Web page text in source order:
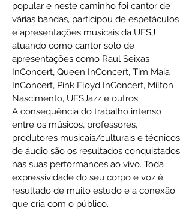
popular e neste caminho foi cantor de
várias bandas, participou de espetáculos
e apresentações musicais da UFSJ
atuando como cantor solo de
apresentações como Raul Seixas
InConcert, Queen InConcert, Tim Maia
InConcert, Pink Floyd InConcert, Milton
Nascimento, UFSJazz e outros.
A consequência do trabalho intenso
entre os músicos, professores,
produtores musicais/culturais e técnicos
de áudio são os resultados conquistados
nas suas performances ao vivo. Toda
expressividade do seu corpo e voz é
resultado de muito estudo e a conexão
que cria com o público.